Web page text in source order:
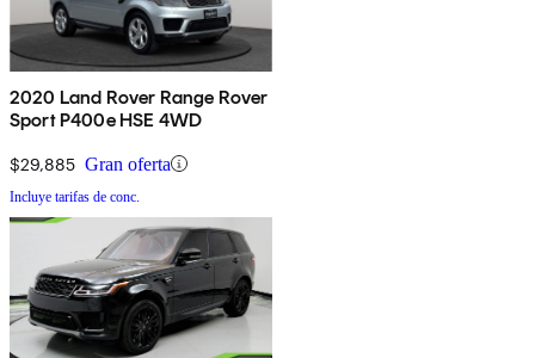
2020 Land Rover Range Rover
Sport P400e HSE 4WD
$29,885 Gran oferta
Incluye tarifas de conc.